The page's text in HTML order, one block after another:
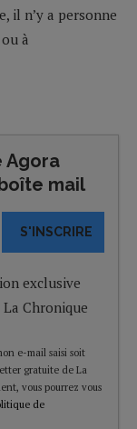
il n’y a personne
à
Agora
mail
S'INSCRIRE
exclusive
Chronique
e-mail saisi soit
gratuite de La
vous pourrez vous
de